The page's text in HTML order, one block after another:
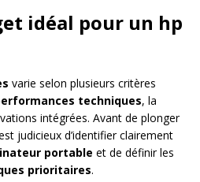
idéal pour un hp
varie selon plusieurs critères
techniques, la
intégrées. Avant de plonger
judicieux d’identifier clairement
portable et de définir les
prioritaires.